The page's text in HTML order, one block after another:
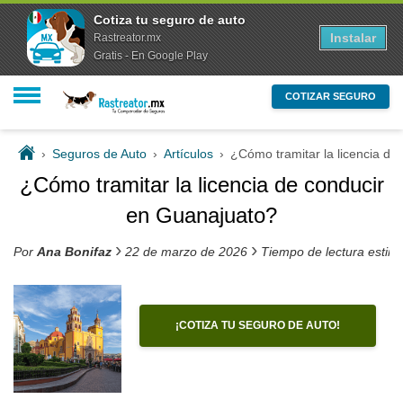
COTIZAR SEGURO
› Seguros de Auto › Artículos › ¿Cómo tramitar la licencia
¿Cómo tramitar la licencia de conducir
en Guanajuato?
Por Ana Bonifaz › 22 de marzo de 2026 › Tiempo de lectura
¡COTIZA TU SEGURO DE AUTO!
Cotiza tu seguro de auto
Rastreator.mx
Gratis - En Google Play
Instalar